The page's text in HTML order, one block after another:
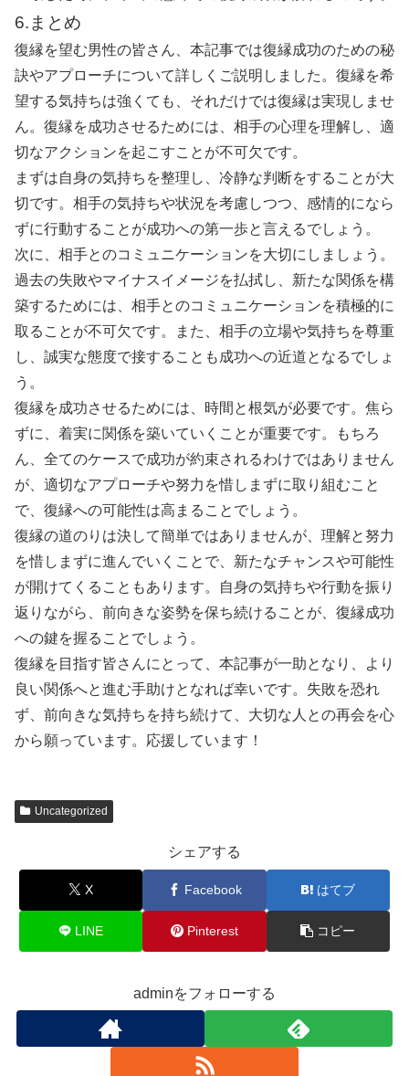
6.まとめ
復縁を望む男性の皆さん、本記事では復縁成功のための秘
訣やアプローチについて詳しくご説明しました。復縁を希
望する気持ちは強くても、それだけでは復縁は実現しませ
ん。復縁を成功させるためには、相手の心理を理解し、適
切なアクションを起こすことが不可欠です。
まずは自身の気持ちを整理し、冷静な判断をすることが大
切です。相手の気持ちや状況を考慮しつつ、感情的になら
ずに行動することが成功への第一歩と言えるでしょう。
次に、相手とのコミュニケーションを大切にしましょう。
過去の失敗やマイナスイメージを払拭し、新たな関係を構
築するためには、相手とのコミュニケーションを積極的に
取ることが不可欠です。また、相手の立場や気持ちを尊重
し、誠実な態度で接することも成功への近道となるでしょ
う。
復縁を成功させるためには、時間と根気が必要です。焦ら
ずに、着実に関係を築いていくことが重要です。もちろ
ん、全てのケースで成功が約束されるわけではありません
が、適切なアプローチや努力を惜しまずに取り組むこと
で、復縁への可能性は高まることでしょう。
復縁の道のりは決して簡単ではありませんが、理解と努力
を惜しまずに進んでいくことで、新たなチャンスや可能性
が開けてくることもあります。自身の気持ちや行動を振り
返りながら、前向きな姿勢を保ち続けることが、復縁成功
への鍵を握ることでしょう。
復縁を目指す皆さんにとって、本記事が一助となり、より
良い関係へと進む手助けとなれば幸いです。失敗を恐れ
ず、前向きな気持ちを持ち続けて、大切な人との再会を心
から願っています。応援しています！
Uncategorized
シェアする
X Facebook はてブ
LINE Pinterest コピー
adminをフォローする